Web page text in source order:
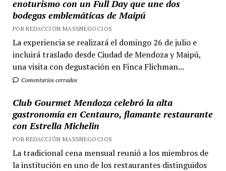
enoturismo con un Full Day que une dos
bodegas emblemáticas de Maipú
POR REDACCIÓN MASSNEGOCIOS
La experiencia se realizará el domingo 26 de julio e
incluirá traslado desde Ciudad de Mendoza y Maipú,
una visita con degustación en Finca Flichman...
Comentarios cerrados
Club Gourmet Mendoza celebró la alta
gastronomía en Centauro, flamante restaurante
con Estrella Michelin
POR REDACCIÓN MASSNEGOCIOS
La tradicional cena mensual reunió a los miembros de
la institución en uno de los restaurantes distinguidos